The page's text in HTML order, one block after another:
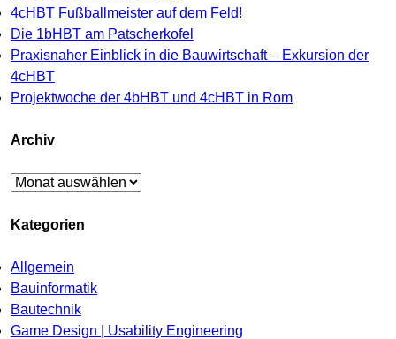
4cHBT Fußballmeister auf dem Feld!
Die 1bHBT am Patscherkofel
Praxisnaher Einblick in die Bauwirtschaft – Exkursion der
4cHBT
Projektwoche der 4bHBT und 4cHBT in Rom
Archiv
Archiv
Kategorien
Allgemein
Bauinformatik
Bautechnik
Game Design | Usability Engineering